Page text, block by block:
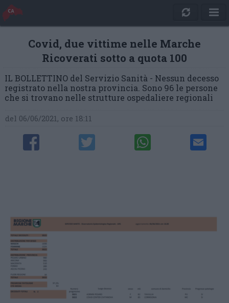
Covid, due vittime nelle Marche
Ricoverati sotto a quota 100
IL BOLLETTINO del Servizio Sanità - Nessun decesso
registrato nella nostra provincia. Sono 96 le persone
che si trovano nelle strutture ospedaliere regionali
del 06/06/2021, ore 18:11